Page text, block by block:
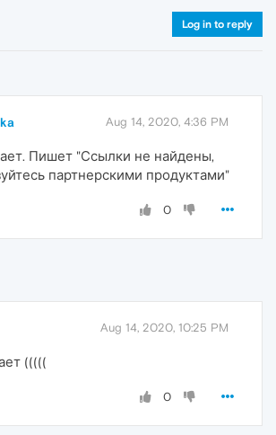
Log in to reply
Aug 14, 2020, 4:36 PM
Пишет "Ссылки не найдены,
партнерскими продуктами"
0
Aug 14, 2020, 10:25 PM
(((((
0